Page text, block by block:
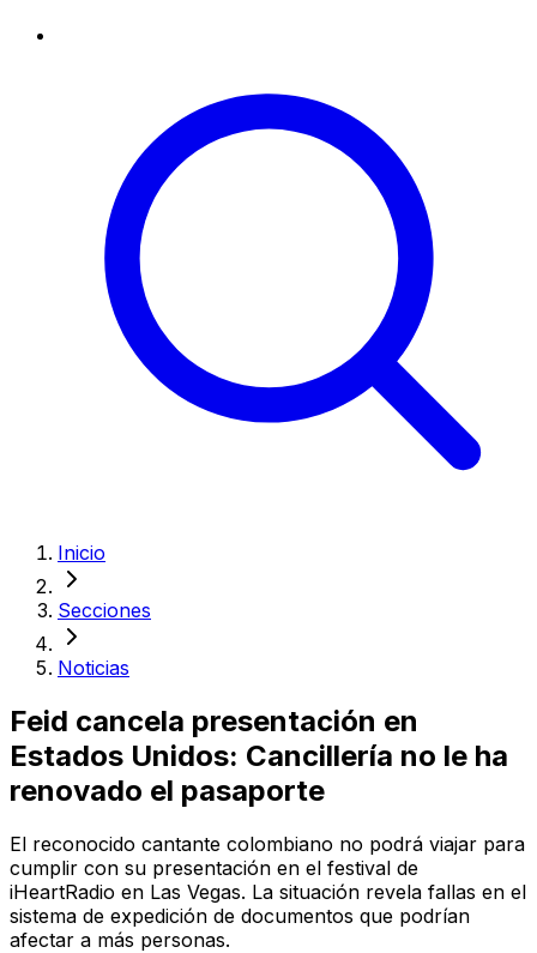
Inicio
Secciones
Noticias
Feid cancela presentación en
Estados Unidos: Cancillería no le ha
renovado el pasaporte
El reconocido cantante colombiano no podrá viajar para
cumplir con su presentación en el festival de
iHeartRadio en Las Vegas. La situación revela fallas en el
sistema de expedición de documentos que podrían
afectar a más personas.